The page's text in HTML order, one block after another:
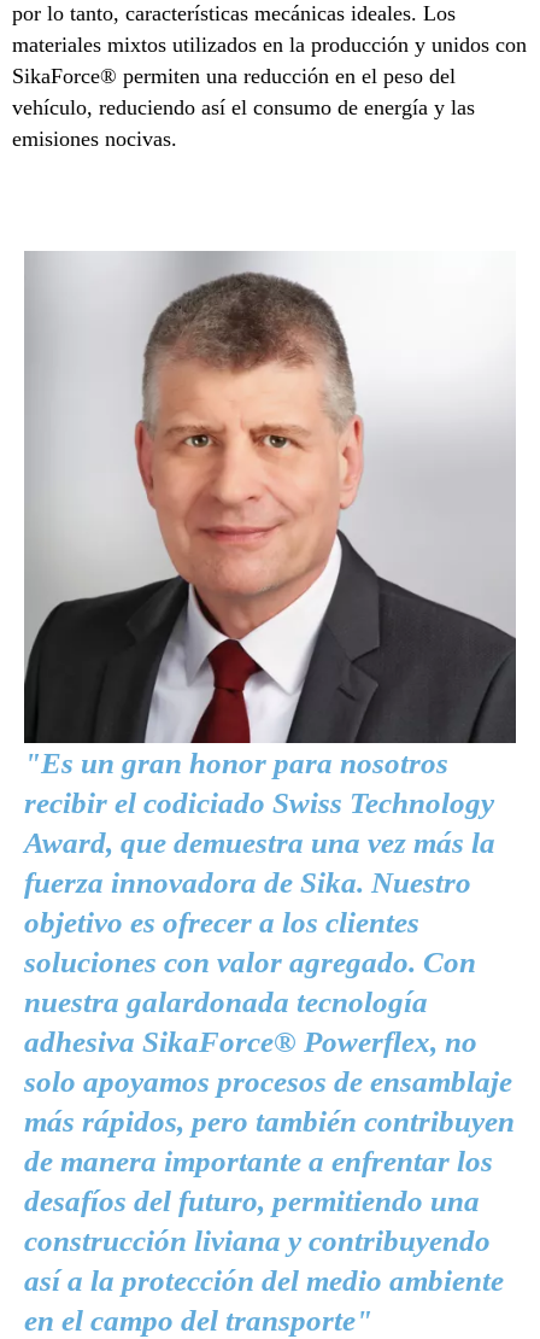
por lo tanto, características mecánicas ideales. Los
materiales mixtos utilizados en la producción y unidos con
SikaForce® permiten una reducción en el peso del
vehículo, reduciendo así el consumo de energía y las
emisiones nocivas.
"Es un gran honor para nosotros
recibir el codiciado Swiss Technology
Award, que demuestra una vez más la
fuerza innovadora de Sika. Nuestro
objetivo es ofrecer a los clientes
soluciones con valor agregado. Con
nuestra galardonada tecnología
adhesiva SikaForce® Powerflex, no
solo apoyamos procesos de ensamblaje
más rápidos, pero también contribuyen
de manera importante a enfrentar los
desafíos del futuro, permitiendo una
construcción liviana y contribuyendo
así a la protección del medio ambiente
en el campo del transporte"